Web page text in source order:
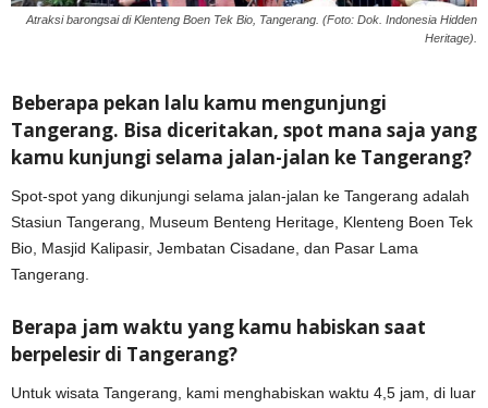
Atraksi barongsai di Klenteng Boen Tek Bio, Tangerang. (Foto: Dok. Indonesia Hidden
Heritage).
Beberapa pekan lalu kamu mengunjungi
Tangerang. Bisa diceritakan, spot mana saja yang
kamu kunjungi selama jalan-jalan ke Tangerang?
Spot-spot yang dikunjungi selama jalan-jalan ke Tangerang adalah
Stasiun Tangerang, Museum Benteng Heritage, Klenteng Boen Tek
Bio, Masjid Kalipasir, Jembatan Cisadane, dan Pasar Lama
Tangerang.
Berapa jam waktu yang kamu habiskan saat
berpelesir di Tangerang?
Untuk wisata Tangerang, kami menghabiskan waktu 4,5 jam, di luar